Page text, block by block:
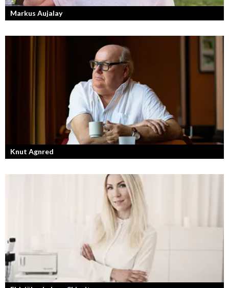
Markus Aujalay
Sveriges tuffaste matjury är epitetet på juryn i Sveriges Mästerkock.
Markus Aujalay är domaren som ger mästerkockarna mardrömmar.
Knut Agnred
Knut Agnred är mannen och den tidlösa legenden inom spektakulära
utfall och dramatisk tänkvärdhet.